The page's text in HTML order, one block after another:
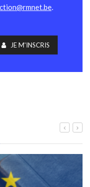
.
JE M'INSCRIS